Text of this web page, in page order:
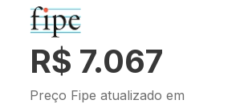
R$ 7.067
Preço Fipe atualizado em